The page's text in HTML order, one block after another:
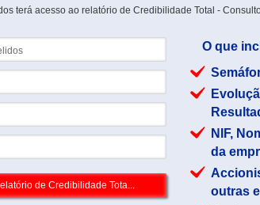
terá acesso ao relatório de Credibilidade Total -
O que
NIF,
da
outras